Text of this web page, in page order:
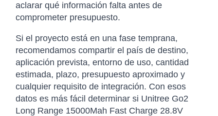
aclarar qué información falta antes de
comprometer presupuesto.
Si el proyecto está en una fase temprana,
recomendamos compartir el país de destino,
aplicación prevista, entorno de uso, cantidad
estimada, plazo, presupuesto aproximado y
cualquier requisito de integración. Con esos
datos es más fácil determinar si Unitree Go2
Long Range 15000Mah Fast Charge 28.8V